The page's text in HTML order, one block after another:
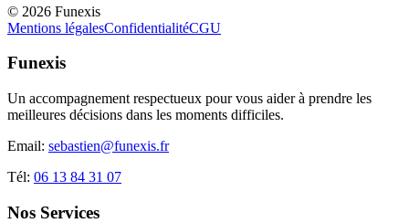
© 2026 Funexis
Mentions légalesConfidentialitéCGU
Funexis
Un accompagnement respectueux pour vous aider à prendre les
meilleures décisions dans les moments difficiles.
Email: sebastien@funexis.fr
Tél: 06 13 84 31 07
Nos Services